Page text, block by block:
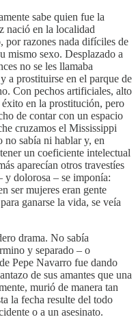
sabe quien fue la
nació en la localidad
por razones nada difíciles de
mismo sexo. Desplazado a
no se les llamaba
a prostituirse en el parque de
Con pechos artificiales, alto
en la prostitución, pero
de contar con un espacio
cruzamos el Mississippi
sabía ni hablar y, en
un coeficiente intelectual
aparecían otros travestíes
y dolorosa – se imponía:
ser mujeres eran gente
ganarse la vida, se veía
drama. No sabía
y separado – o
Pepe Navarro fue dando
de sus amantes que una
murió de manera tan
la fecha resulte del todo
o a un asesinato.